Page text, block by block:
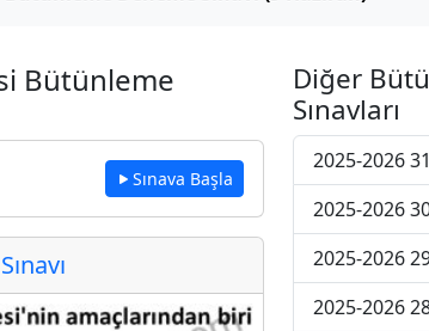
Bütünleme
Sınava Başla
Diğer
Sınavları
2025-2026
2025-2026
2025-2026
2025-2026